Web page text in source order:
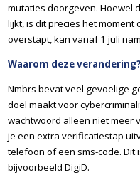
mutaties doorgeven. Hoewel
lijkt, is dit precies het moment
overstapt, kan vanaf 1 juli
Waarom deze verandering?
Nmbrs bevat veel gevoelige
doel maakt voor
wachtwoord alleen niet meer
je een extra verificatiestap
telefoon of een sms-code. Dit
bijvoorbeeld DigiD.